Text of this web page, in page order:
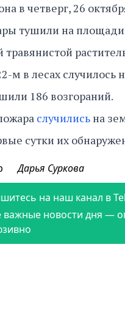
в четверг, 26
тушили на площади
травянистой
м в лесах случилось
186 возгораний.
случились на
сутки их
Дарья Суркова
на наш канал в
новости дня —